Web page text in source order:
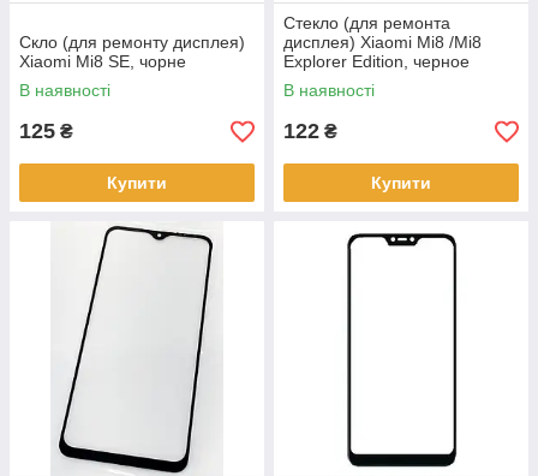
Скло (для ремонту дисплея)
Xiaomi Mi8 SE, чорне
В наявності
125 ₴
Купити
Стекло (для ремонта
дисплея) Xiaomi Mi8 /Mi8
Explorer Edition, черное
В наявності
122 ₴
Купити